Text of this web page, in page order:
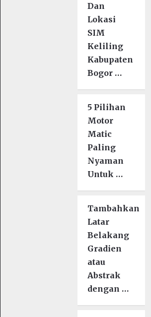
Dan
Lokasi
SIM
Keliling
Kabupaten
Bogor …
5 Pilihan
Motor
Matic
Paling
Nyaman
Untuk …
Tambahkan
Latar
Belakang
Gradien
atau
Abstrak
dengan …